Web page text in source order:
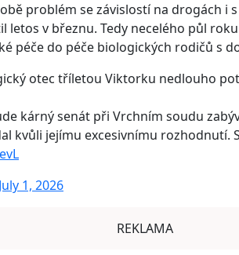
problém se závislostí na drogách i
v březnu. Tedy necelého půl
péče do péče biologických rodičů s
otec tříletou Viktorku nedlouho
kárný senát při Vrchním soudu
kvůli jejímu excesivnímu rozhodnutí.
July 1, 2026
REKLAMA